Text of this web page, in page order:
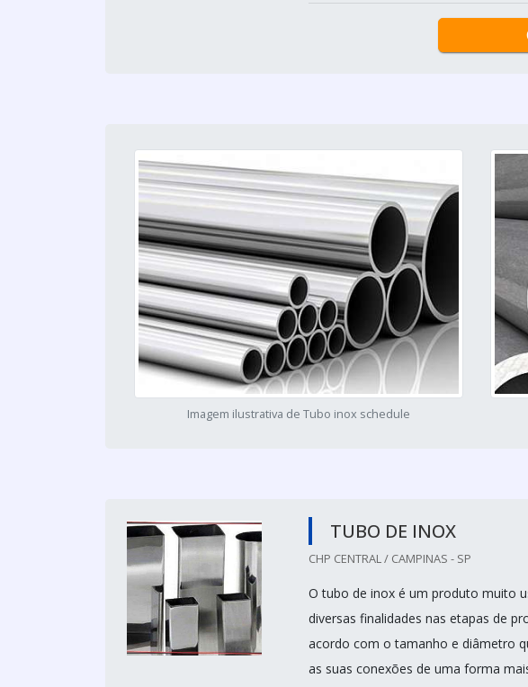
Imagem ilustrativa de Tubo inox schedule
TUBO DE INOX
CHP CENTRAL / CAMPINAS - SP
O tubo de inox é um produto muito
diversas finalidades nas etapas de
acordo com o tamanho e diâmetro
as suas conexões de uma forma